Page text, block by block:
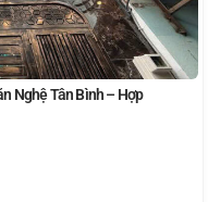
Nghệ Tân Bình – Hợp